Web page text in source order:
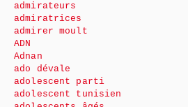
admirateurs
admiratrices
admirer moult
ADN
Adnan
ado dévale
adolescent parti
adolescent tunisien